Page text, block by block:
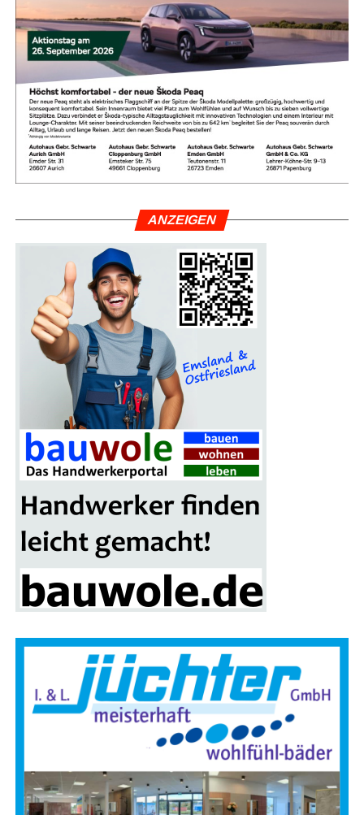
War­um die Heiß­aus­bil­dung so
wich­tig ist
Grup­pen­fo­to vor der Brand­si­mu­la­ti­ons­an­la­ge in Leer:
Sascha Jöhnk („Brand­stif­ter“) von der Fir­ma Blaul & Sei­
fert GmbH aus Gan­der­ke­see , Land­rat Mat­thi­as Groo­te
sowie zwei Teil­neh­mer der Heiß­aus­bil­dung
Schutz­mon­tur und Atem­schutz.
Für die Bevöl­ke­rung ist es eine erfreu­li­che Ent­wick­lung:
In den letz­ten Jah­ren ist die Zahl der Haus­brän­de deut­lich
zurück­ge­gan­gen. Rauch­mel­der sor­gen zudem dafür, dass
Bewoh­ner gefähr­de­te Gebäu­de meist recht­zei­tig ver­las­
Das hat jedoch zur Fol­ge, dass Feu­er­
wehr­leu­te sel­te­ner Gele­gen­heit haben, im Innen­an­griff
prak­ti­sche Erfah­run­gen zu sam­meln.Rou­ti­ne und
siche­re Hand­lungs­ab­läu­fe müs­sen des­halb gezielt trai­
ANZEI­GEN